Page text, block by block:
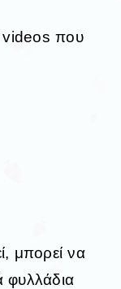
που
μπορεί να
φυλλάδια